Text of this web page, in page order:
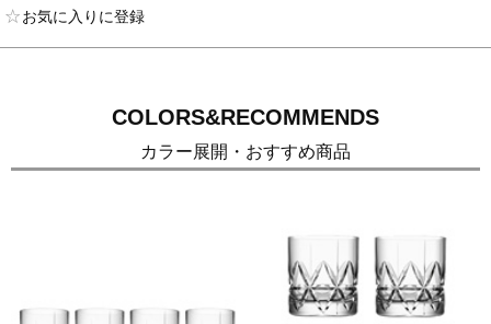
お気に入りに登録
COLORS&RECOMMENDS
カラー展開・おすすめ商品